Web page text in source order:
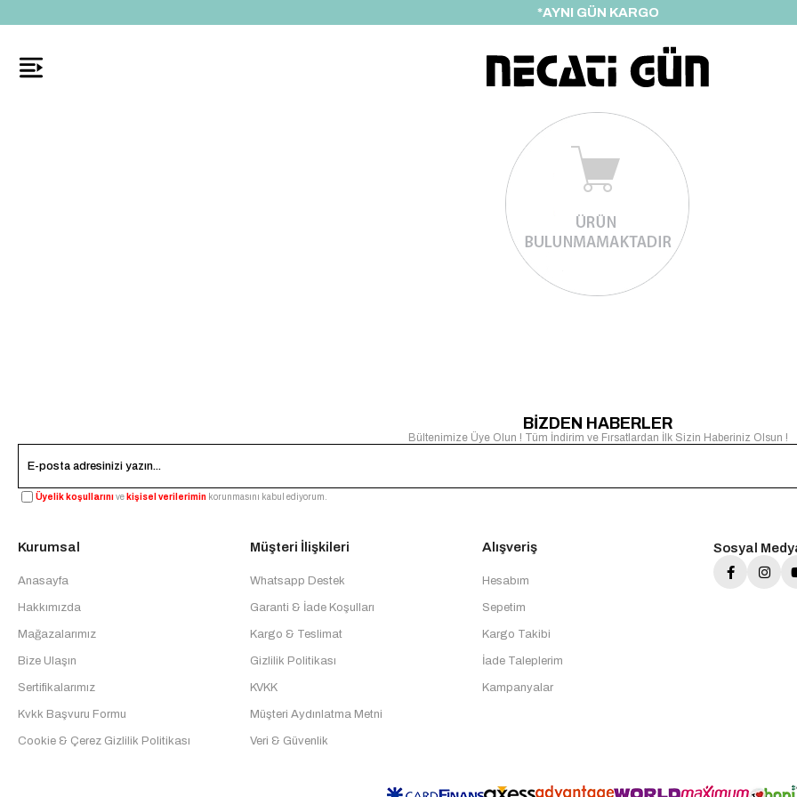
*AYNI GÜN KARGO
BİZDEN HABERLER
Bültenimize Üye Olun ! Tüm İndirim ve Fırsatlardan İlk Sizin Haberiniz Olsun !
Üyelik koşullarınıve kişisel verilerimin korunmasını kabul ediyorum.
Kurumsal
Anasayfa
Hakkımızda
Mağazalarımız
Bize Ulaşın
Sertifikalarımız
Kvkk Başvuru Formu
Cookie & Çerez Gizlilik Politikası
Müşteri İlişkileri
Whatsapp Destek
Garanti & İade Koşulları
Kargo & Teslimat
Gizlilik Politikası
KVKK
Müşteri Aydınlatma Metni
Veri & Güvenlik
Alışveriş
Hesabım
Sepetim
Kargo Takibi
İade Taleplerim
Kampanyalar
Sosyal